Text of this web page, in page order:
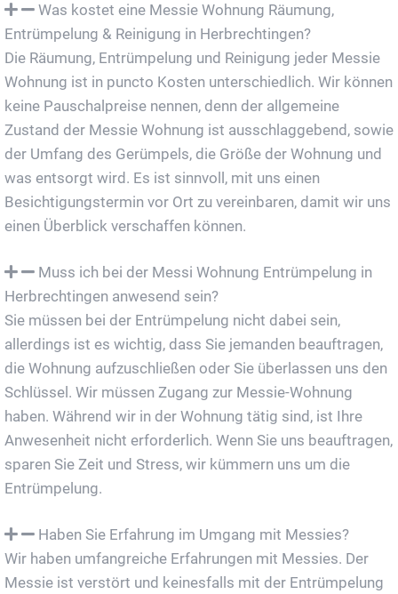
Was kostet eine Messie Wohnung Räumung,
Entrümpelung & Reinigung in Herbrechtingen?
Die Räumung, Entrümpelung und Reinigung jeder Messie
Wohnung ist in puncto Kosten unterschiedlich. Wir können
keine Pauschalpreise nennen, denn der allgemeine
Zustand der Messie Wohnung ist ausschlaggebend, sowie
der Umfang des Gerümpels, die Größe der Wohnung und
was entsorgt wird. Es ist sinnvoll, mit uns einen
Besichtigungstermin vor Ort zu vereinbaren, damit wir uns
einen Überblick verschaffen können.
Muss ich bei der Messi Wohnung Entrümpelung in
Herbrechtingen anwesend sein?
Sie müssen bei der Entrümpelung nicht dabei sein,
allerdings ist es wichtig, dass Sie jemanden beauftragen,
die Wohnung aufzuschließen oder Sie überlassen uns den
Schlüssel. Wir müssen Zugang zur Messie-Wohnung
haben. Während wir in der Wohnung tätig sind, ist Ihre
Anwesenheit nicht erforderlich. Wenn Sie uns beauftragen,
sparen Sie Zeit und Stress, wir kümmern uns um die
Entrümpelung.
Haben Sie Erfahrung im Umgang mit Messies?
Wir haben umfangreiche Erfahrungen mit Messies. Der
Messie ist verstört und keinesfalls mit der Entrümpelung